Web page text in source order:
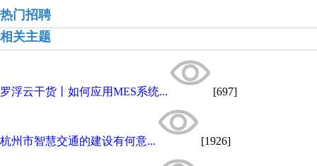
热门招聘
相关主题
罗浮云干货丨如何应用MES系统... [697]
杭州市智慧交通的建设有何意... [1926]